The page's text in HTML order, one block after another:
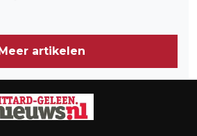
artikelen